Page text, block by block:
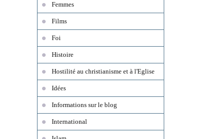
Femmes
Films
Foi
Histoire
Hostilité au christianisme et à l'Eglise
Idées
Informations sur le blog
International